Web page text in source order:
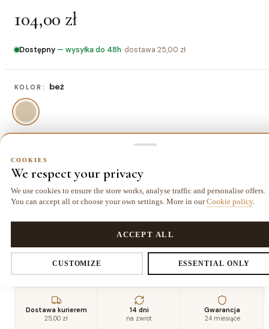
104,00 zł
Dostępny — wysyłka do 48h· dostawa 25,00 zł
KOLOR: beż
60x200 cm
104,00 zł
60x250 cm
130,00 zł 156,00 zł 123,50 zł
149,50 zł 182,00 zł 136,50 zł 175,50 zł
80x300 cm
208,00 zł
Dostawa kurierem
25,00 zł
14 dni
na zwrot
Gwarancja
24 miesiące
COOKIES
We respect your privacy
We use cookies to ensure the store works, analyse traffic and personalise offers.
You can accept all or choose your own settings. More in our Cookie policy.
CUSTOMIZE ESSENTIAL ONLY
ACCEPT ALL
the store and cart. The rest you enable voluntarily.